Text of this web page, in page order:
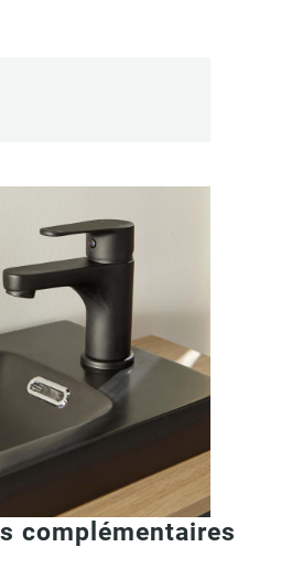
complémentaires